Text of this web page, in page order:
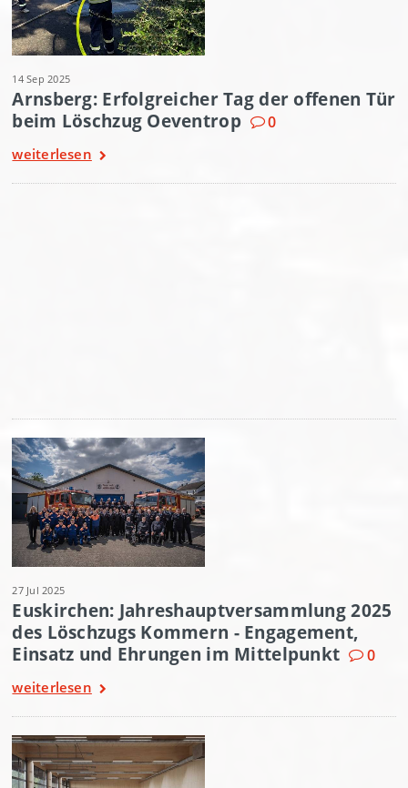
14 Sep 2025
Arnsberg: Erfolgreicher Tag der offenen Tür
beim Löschzug Oeventrop
0
weiterlesen
27 Jul 2025
Euskirchen: Jahreshauptversammlung 2025
des Löschzugs Kommern - Engagement,
Einsatz und Ehrungen im Mittelpunkt
0
weiterlesen